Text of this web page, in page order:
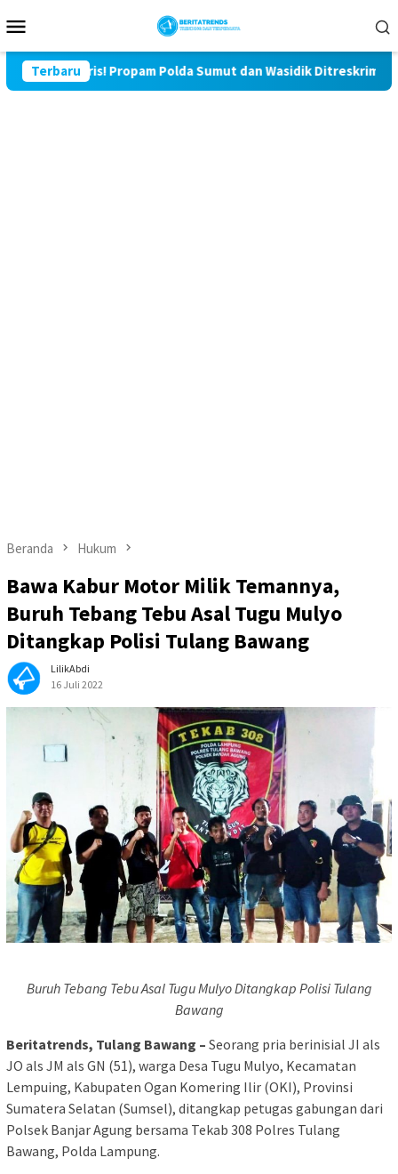
ke
Mobile
Terbaru
Miris! Propam Polda Sumut dan Wasidik Ditreskrimum Diduga
Beranda Hukum
Bawa Kabur Motor Milik Temannya,
Buruh Tebang Tebu Asal Tugu Mulyo
Ditangkap Polisi Tulang Bawang
LilikAbdi
16 Juli 2022
Buruh Tebang Tebu Asal Tugu Mulyo Ditangkap Polisi Tulang
Bawang
Beritatrends, Tulang Bawang – Seorang pria berinisial JI als
JO als JM als GN (51), warga Desa Tugu Mulyo, Kecamatan
Lempuing, Kabupaten Ogan Komering Ilir (OKI), Provinsi
Sumatera Selatan (Sumsel), ditangkap petugas gabungan dari
Polsek Banjar Agung bersama Tekab 308 Polres Tulang
Bawang, Polda Lampung.